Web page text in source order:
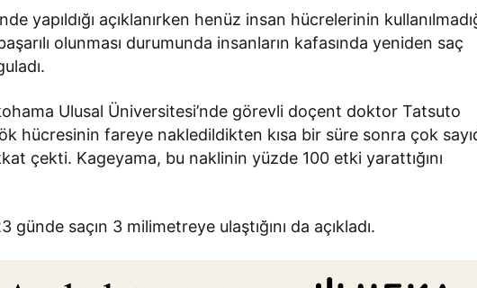
yapıldığı açıklanırken henüz insan hücrelerinin
olunması durumunda insanların kafasında yeniden saç
Ulusal Üniversitesi’nde görevli doçent doktor Tatsuto
hücresinin fareye nakledildikten kısa bir süre sonra çok
çekti. Kageyama, bu naklinin yüzde 100 etki yarattığını
günde saçın 3 milimetreye ulaştığını da açıkladı.